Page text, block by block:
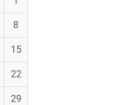
8
15
22
29